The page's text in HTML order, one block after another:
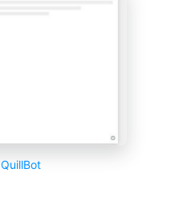
QuillBot